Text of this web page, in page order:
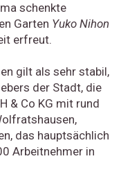
schenkte
Garten Yuko Nihon
erfreut.
gilt als sehr stabil,
der Stadt, die
& Co KG mit rund
das hauptsächlich
Arbeitnehmer in